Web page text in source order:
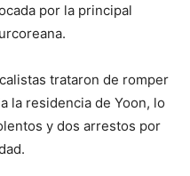
por la principal
trataron de romper
la residencia de Yoon, lo
y dos arrestos por